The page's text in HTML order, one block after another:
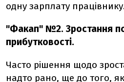
одну зарплату
"Факап" №2. Зростання
прибутковості.
Часто рішення щодо
надто рано, ще до того, як